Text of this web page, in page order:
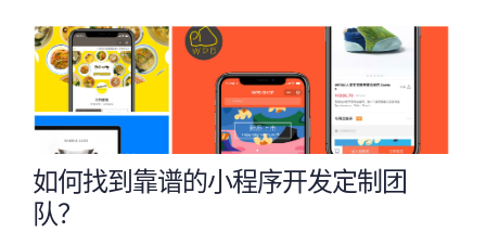
如何找到靠谱的小程序开发定制团
队？